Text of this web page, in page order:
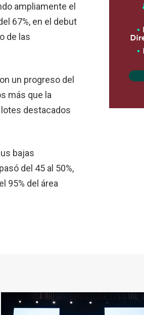
ampliamente el
67%, en el debut
de las
un progreso del
más que la
lotes destacados
bajas
del 45 al 50%,
95% del área